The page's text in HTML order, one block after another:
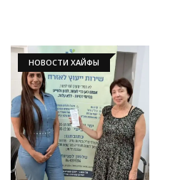
НОВОСТИ ХАЙФЫ